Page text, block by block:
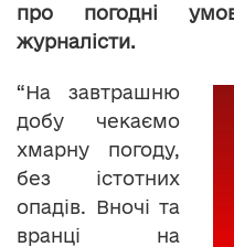
про погодні
журналісти.
“На завтрашню
добу чекаємо
хмарну погоду,
без істотних
опадів. Вночі та
вранці на